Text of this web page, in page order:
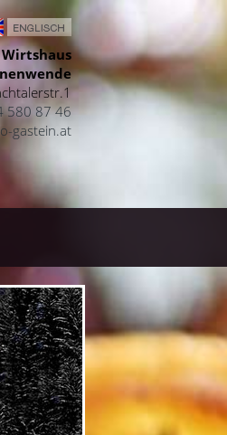
580 87 46
gastein.at